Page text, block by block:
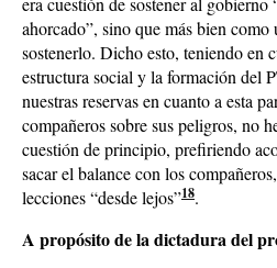
ahorcado”, sino que más bien
sostenerlo. Dicho esto, teniendo en
estructura social y la formación del
nuestras reservas en cuanto a esta
compañeros sobre sus peligros, no
cuestión de principio, prefiriendo
sacar el balance con los
lecciones “desde lejos”18.
A propósito de la dictadura del